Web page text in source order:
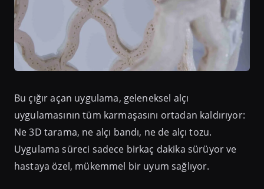
Bu çığır açan uygulama, geleneksel alçı
uygulamasının tüm karmaşasını ortadan kaldırıyor:
Ne 3D tarama, ne alçı bandı, ne de alçı tozu.
Uygulama süreci sadece birkaç dakika sürüyor ve
hastaya özel, mükemmel bir uyum sağlıyor.